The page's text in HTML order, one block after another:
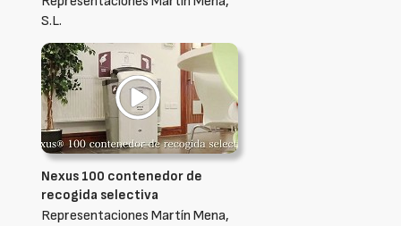
S.L.
Nexus 100 contenedor de
recogida selectiva
Representaciones Martín Mena,